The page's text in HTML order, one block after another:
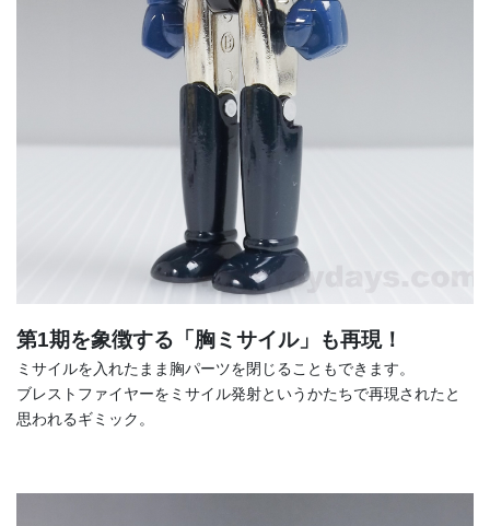
第1期を象徴する「胸ミサイル」も再現！
ミサイルを入れたまま胸パーツを閉じることもできます。
ブレストファイヤーをミサイル発射というかたちで再現されたと
思われるギミック。